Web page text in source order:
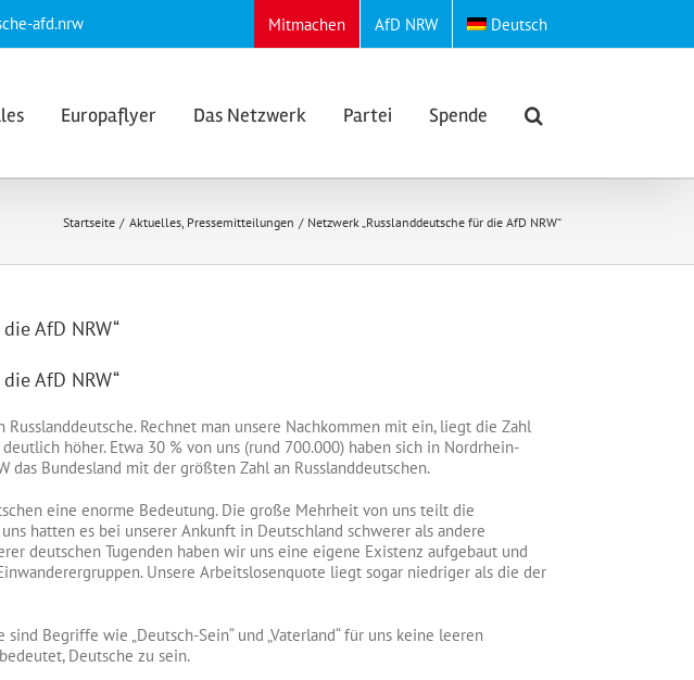
afd.nrw Mitmachen AfD NRW Deutsch
Europaflyer Das Netzwerk Partei Spende
Startseite Aktuelles Pressemitteilungen Netzwerk „Russlanddeutsche für die AfD NRW“
AfD NRW“
AfD NRW“
Rechnet man unsere Nachkommen mit ein, liegt die Zahl
höher. Etwa 30 % von uns (rund 700.000) haben sich in Nordrhein-
das Bundesland mit der größten Zahl an Russlanddeutschen.
eine enorme Bedeutung. Die große Mehrheit von uns teilt die
hatten es bei unserer Ankunft in Deutschland schwerer als andere
deutschen Tugenden haben wir uns eine eigene Existenz aufgebaut und
Unsere Arbeitslosenquote liegt sogar niedriger als die der
Begriffe wie „Deutsch-Sein“ und „Vaterland“ für uns keine leeren
Deutsche zu sein.